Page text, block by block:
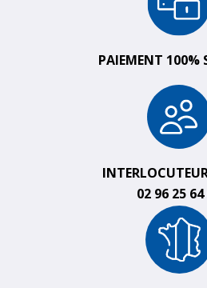
PAIEMENT 100%
02 96 25